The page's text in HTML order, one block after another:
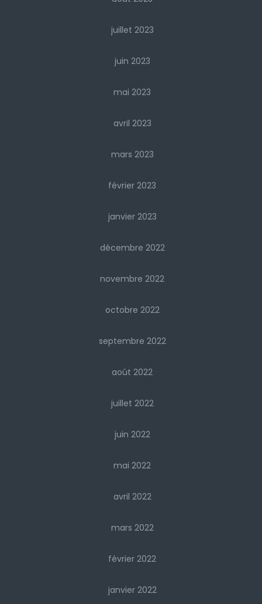
juillet 2023
juin 2023
mai 2023
avril 2023
mars 2023
février 2023
janvier 2023
décembre 2022
novembre 2022
octobre 2022
septembre 2022
août 2022
juillet 2022
juin 2022
mai 2022
avril 2022
mars 2022
février 2022
janvier 2022